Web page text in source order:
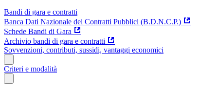
Bandi di gara e contratti
Banca Dati Nazionale dei Contratti Pubblici (B.D.N.C.P.)
Schede Bandi di Gara
Archivio bandi di gara e contratti
Sovvenzioni, contributi, sussidi, vantaggi economici
Criteri e modalità